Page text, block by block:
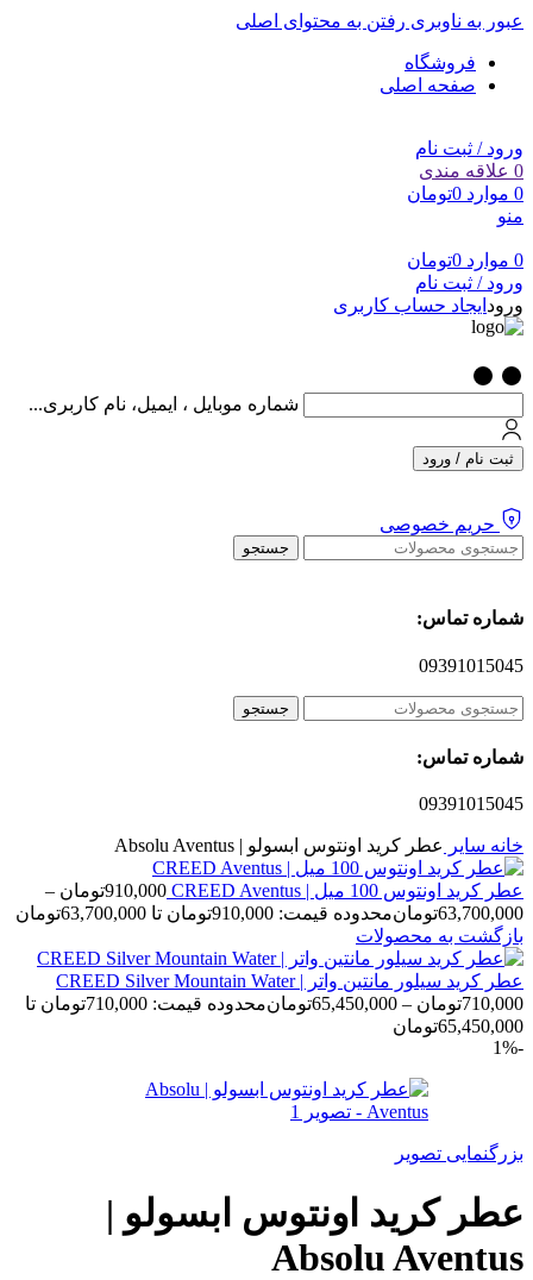
عبور به ناوبری رفتن به محتوای اصلی
فروشگاه
صفحه اصلی
ورود / ثبت نام
0 علاقه مندی
0 موارد 0تومان
منو
0 موارد 0تومان
ورود / ثبت نام
ورود ایجاد حساب کاربری
شماره موبایل ، ایمیل، نام کاربری...
ثبت نام / ورود
حریم خصوصی
جستجو
شماره تماس:
09391015045
جستجو
شماره تماس:
09391015045
خانه سایر عطر کرید اونتوس ابسولو | Absolu Aventus
عطر کرید اونتوس 100 میل | CREED Aventus 910,000تومان –
63,700,000تومانمحدوده قیمت: 910,000تومان تا 63,700,000تومان
بازگشت به محصولات
عطر کرید سیلور مانتین واتر | CREED Silver Mountain Water
710,000تومان –
65,450,000تومان
محدوده قیمت: 710,000تومان تا
65,450,000تومان
-1%
بزرگنمایی تصویر
عطر کرید اونتوس ابسولو |
Absolu Aventus